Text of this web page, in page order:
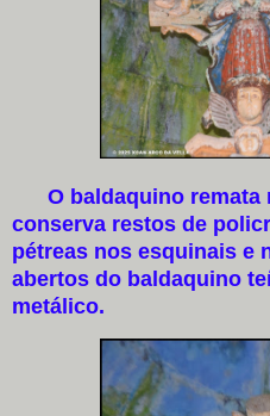
O baldaquino remata
conserva restos de
pétreas nos esquinais e
abertos do baldaquino
metálico.